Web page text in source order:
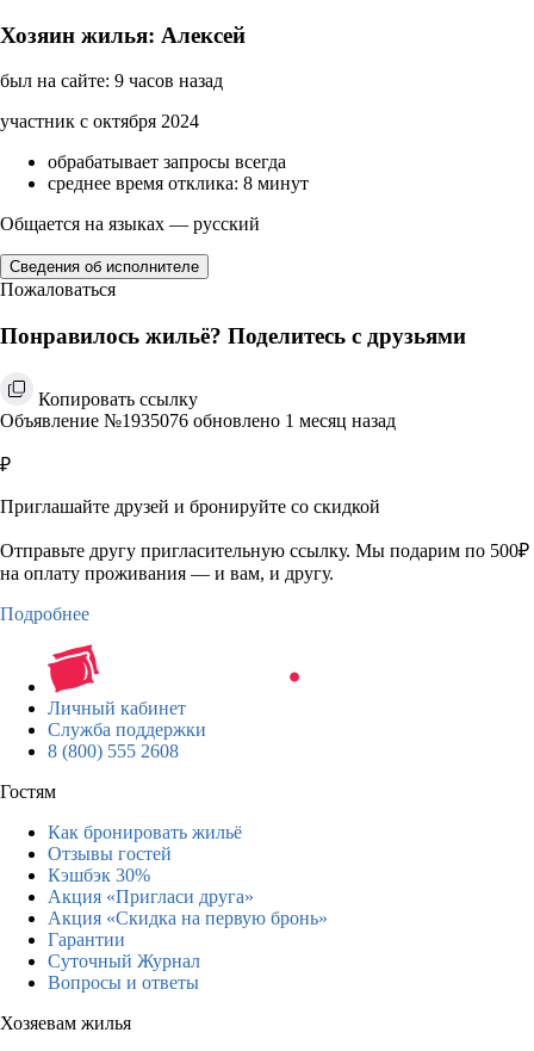
Хозяин жилья: Алексей
был на сайте: 9 часов назад
участник с октября 2024
обрабатывает запросы всегда
среднее время отклика: 8 минут
Общается на языках — русский
Сведения об исполнителе
Пожаловаться
Понравилось жильё? Поделитесь с друзьями
Копировать ссылку
Объявление №1935076 обновлено 1 месяц назад
₽
Приглашайте друзей и бронируйте со скидкой
Отправьте другу пригласительную ссылку. Мы подарим по 500₽
на оплату проживания — и вам, и другу.
Подробнее
Личный кабинет
Служба поддержки
8 (800) 555 2608
Гостям
Как бронировать жильё
Отзывы гостей
Кэшбэк 30%
Акция «Пригласи друга»
Акция «Скидка на первую бронь»
Гарантии
Суточный Журнал
Вопросы и ответы
Хозяевам жилья